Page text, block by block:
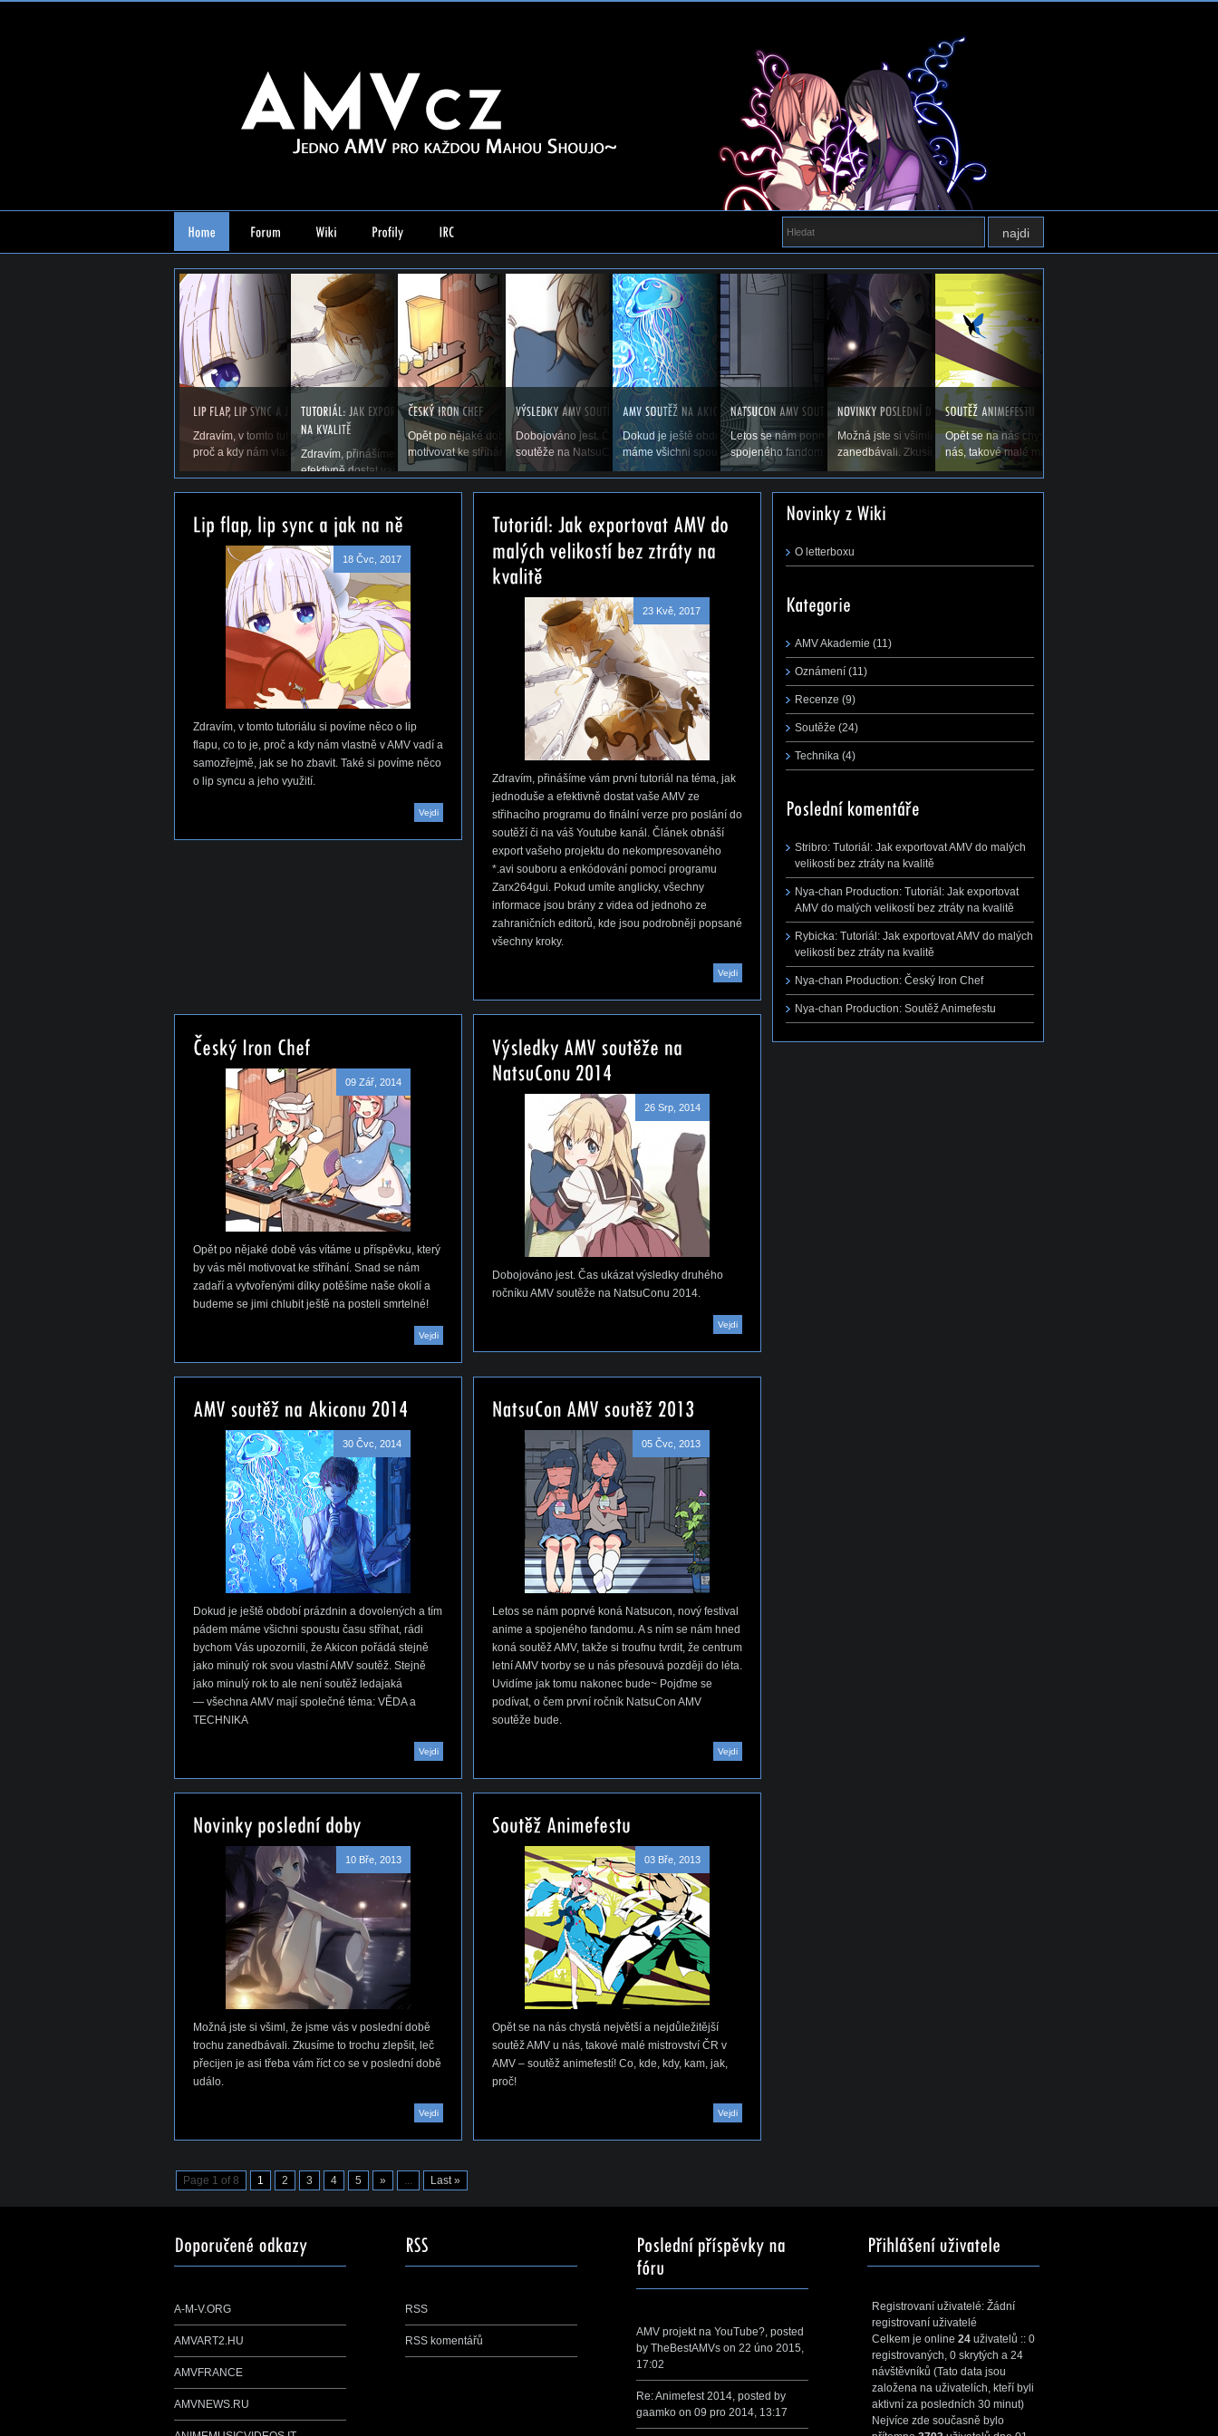
Zdravím, v tomto tutoriálu si povíme něco o lip flapu, co to je,
proč a kdy nám vlastně v AMV vadí a samozřejmě,...
Zdravím, přinášíme vám první tutoriál na téma, jak jednoduše a
efektivně dostat vaše AMV ze střihacího...
Opět po nějaké době vás vítáme u příspěvku, který by vás měl
motivovat ke stříhání. Snad se nám zadaří a...
Dobojováno jest. Čas ukázat výsledky druhého ročníku AMV
soutěže na NatsuConu 2014. (Pokračování...
Dokud je ještě období prázdnin a dovolených a tím pádem
máme všichni spoustu času stříhat, rádi bychom Vás...
Letos se nám poprvé koná Natsucon, nový festival anime a
spojeného fandomu. A s ním se nám hned koná soutěž AMV,...
Možná jste si všimli, že jsme vás v poslední době trochu
zanedbávali. Zkusíme to trochu zlepšit, leč přecijen je...
Opět se na nás chystá největší a nejdůležitější soutěž
nás, takové malé mistrovství ČR v AMV –...
18 Čvc, 2017
Zdravím, v tomto tutoriálu si povíme něco o lip
flapu, co to je, proč a kdy nám vlastně v AMV vadí a
samozřejmě, jak se ho zbavit. Také si povíme něco
o lip syncu a jeho využití.
Vejdi
23 Kvě, 2017
Zdravím, přinášíme vám první tutoriál na téma, jak
jednoduše a efektivně dostat vaše AMV ze
střihacího programu do finální verze pro poslání do
soutěží či na váš Youtube kanál. Článek obnáší
export vašeho projektu do nekompresovaného
*.avi souboru a enkódování pomocí programu
Zarx264gui. Pokud umíte anglicky, všechny
informace jsou brány z videa od jednoho ze
zahraničních editorů, kde jsou podrobněji popsané
všechny kroky.
Vejdi
09 Zář, 2014
Opět po nějaké době vás vítáme u příspěvku, který
by vás měl motivovat ke stříhání. Snad se nám
zadaří a vytvořenými dílky potěšíme naše okolí a
budeme se jimi chlubit ještě na posteli smrtelné!
Vejdi
26 Srp, 2014
Dobojováno jest. Čas ukázat výsledky druhého
ročníku AMV soutěže na NatsuConu 2014.
Vejdi
30 Čvc, 2014
Dokud je ještě období prázdnin a dovolených a tím
pádem máme všichni spoustu času stříhat, rádi
bychom Vás upozornili, že Akicon pořádá stejně
jako minulý rok svou vlastní AMV soutěž. Stejně
jako minulý rok to ale není soutěž ledajaká
— všechna AMV mají společné téma: VĚDA a
TECHNIKA
Vejdi
05 Čvc, 2013
Letos se nám poprvé koná Natsucon, nový festival
anime a spojeného fandomu. A s ním se nám hned
koná soutěž AMV, takže si troufnu tvrdit, že centrum
letní AMV tvorby se u nás přesouvá později do léta.
Uvidíme jak tomu nakonec bude~ Pojďme se
podívat, o čem první ročník NatsuCon AMV
soutěže bude.
Vejdi
10 Bře, 2013
Možná jste si všiml, že jsme vás v poslední době
trochu zanedbávali. Zkusíme to trochu zlepšit, leč
přecijen je asi třeba vám říct co se v poslední době
událo.
Vejdi
03 Bře, 2013
Opět se na nás chystá největší a nejdůležitější
soutěž AMV u nás, takové malé mistrovství ČR v
AMV – soutěž animefestí! Co, kde, kdy, kam, jak,
proč!
Vejdi
Page 1 of 8 1 2 3 4 5 » ... Last »
O letterboxu
AMV Akademie (11)
Oznámení (11)
Recenze (9)
Soutěže (24)
Technika (4)
Stribro: Tutoriál: Jak exportovat AMV do malých
velikostí bez ztráty na kvalitě
Nya-chan Production: Tutoriál: Jak exportovat
AMV do malých velikostí bez ztráty na kvalitě
Rybicka: Tutoriál: Jak exportovat AMV do malých
velikostí bez ztráty na kvalitě
Nya-chan Production: Český Iron Chef
Nya-chan Production: Soutěž Animefestu
A-M-V.ORG
AMVART2.HU
AMVFRANCE
AMVNEWS.RU
RSS
RSS komentářů
AMV projekt na YouTube?, posted
by TheBestAMVs on 22 úno 2015,
17:02
Re: Animefest 2014, posted by
gaamko on 09 pro 2014, 13:17
Registrovaní uživatelé: Žádní
registrovaní uživatelé
Celkem je online 24 uživatelů :: 0
registrovaných, 0 skrytých a 24
návštěvníků (Tato data jsou
založena na uživatelích, kteří byli
aktivní za posledních 30 minut)
Nejvíce zde současně bylo